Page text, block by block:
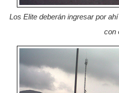
Los Elite deberán ingresar por
con